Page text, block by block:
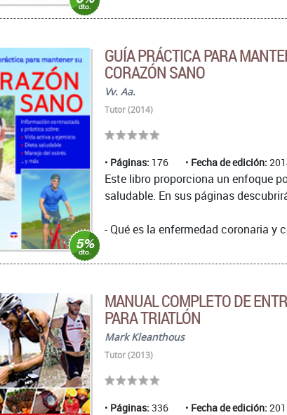
GUÍA PRÁCTICA PARA
CORAZÓN SANO
Vv. Aa.
Tutor (2014)
Páginas: 176 Fecha de edición:
Este libro proporciona un enfoque
saludable. En sus páginas
- Qué es la enfermedad coronaria y
MANUAL COMPLETO DE
PARA TRIATLÓN
Mark Kleanthous
Tutor (2013)
Páginas: 336 Fecha de edición: